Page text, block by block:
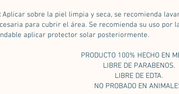
Aplicar sobre la piel limpia y seca, se recomienda
para cubrir el área. Se recomienda su uso por
aplicar protector solar posteriormente.
PRODUCTO 100% HECHO EN
LIBRE DE PARABENOS.
LIBRE DE EDTA.
NO PROBADO EN